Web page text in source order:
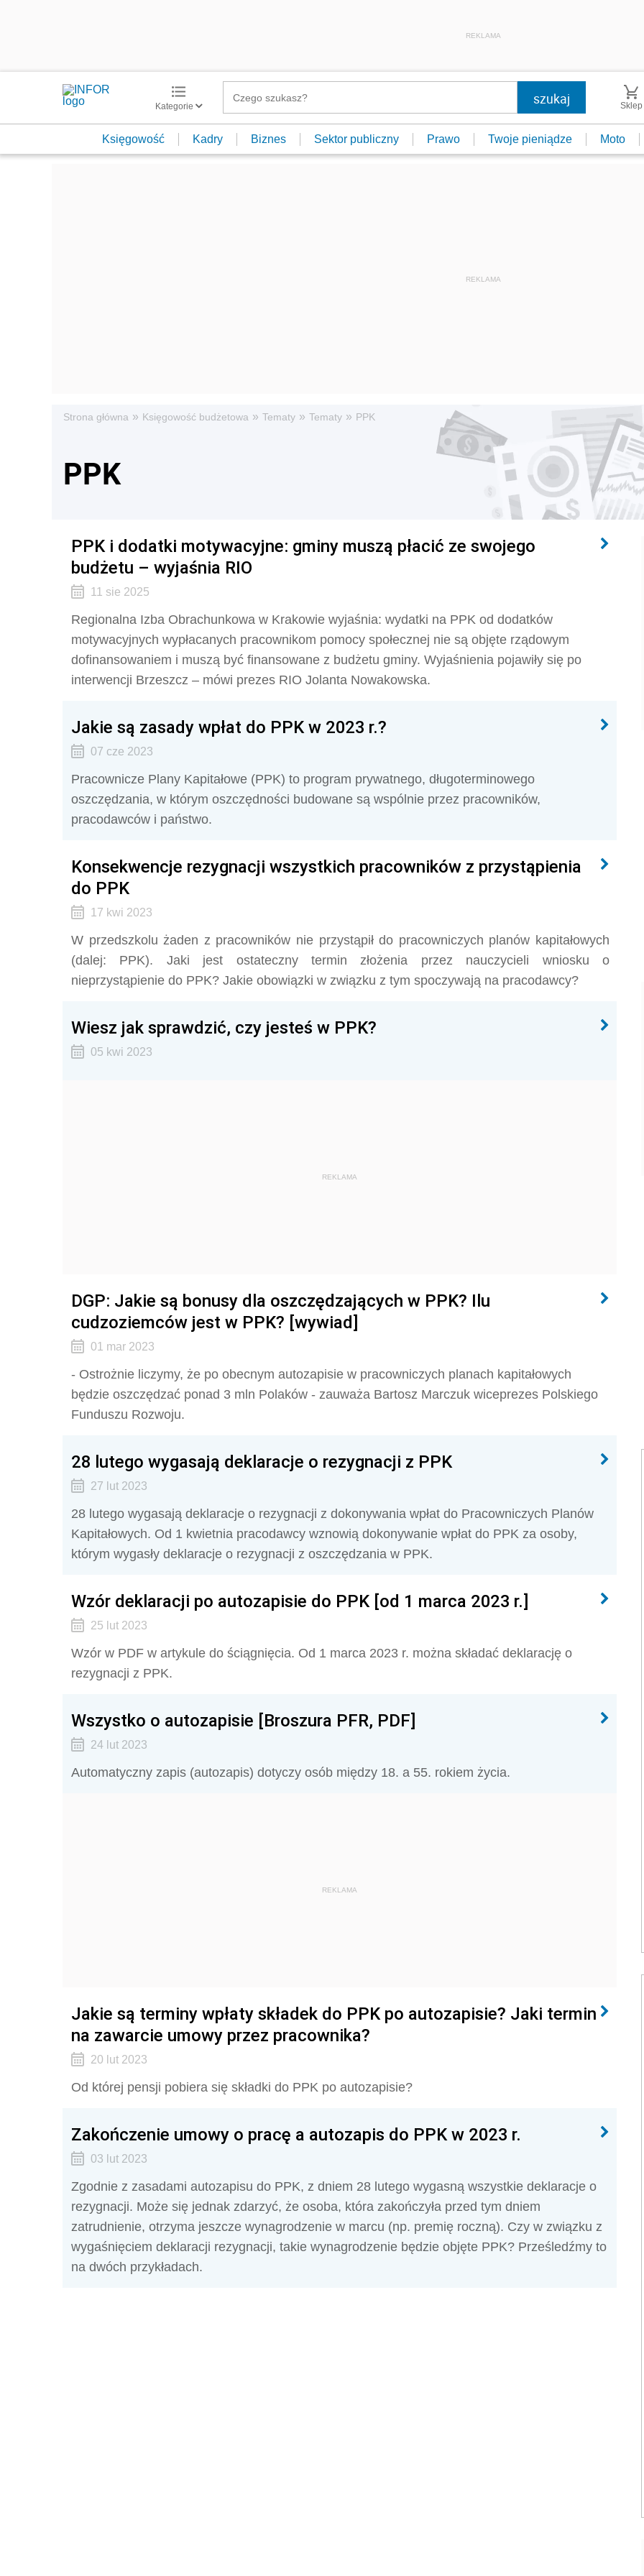
REKLAMA
Kategorie Sklep
Księgowość Kadry Biznes Sektor publiczny Prawo Twoje pieniądze Moto
Strona główna » Księgowość budżetowa » Tematy » Tematy » PPK
PPK
PPK i dodatki motywacyjne: gminy muszą płacić ze swojego
budżetu – wyjaśnia RIO
11 sie 2025
Regionalna Izba Obrachunkowa w Krakowie wyjaśnia: wydatki na PPK od dodatków
motywacyjnych wypłacanych pracownikom pomocy społecznej nie są objęte rządowym
dofinansowaniem i muszą być finansowane z budżetu gminy. Wyjaśnienia pojawiły się po
interwencji Brzeszcz – mówi prezes RIO Jolanta Nowakowska.
Jakie są zasady wpłat do PPK w 2023 r.?
07 cze 2023
Pracownicze Plany Kapitałowe (PPK) to program prywatnego, długoterminowego
oszczędzania, w którym oszczędności budowane są wspólnie przez pracowników,
pracodawców i państwo.
Konsekwencje rezygnacji wszystkich pracowników z przystąpienia
do PPK
17 kwi 2023
W przedszkolu żaden z pracowników nie przystąpił do pracowniczych planów kapitałowych
(dalej: PPK). Jaki jest ostateczny termin złożenia przez nauczycieli wniosku o
nieprzystąpienie do PPK? Jakie obowiązki w związku z tym spoczywają na pracodawcy?
Wiesz jak sprawdzić, czy jesteś w PPK?
05 kwi 2023
REKLAMA
DGP: Jakie są bonusy dla oszczędzających w PPK? Ilu
cudzoziemców jest w PPK? [wywiad]
01 mar 2023
- Ostrożnie liczymy, że po obecnym autozapisie w pracowniczych planach kapitałowych
będzie oszczędzać ponad 3 mln Polaków - zauważa Bartosz Marczuk wiceprezes Polskiego
Funduszu Rozwoju.
28 lutego wygasają deklaracje o rezygnacji z PPK
27 lut 2023
28 lutego wygasają deklaracje o rezygnacji z dokonywania wpłat do Pracowniczych Planów
Kapitałowych. Od 1 kwietnia pracodawcy wznowią dokonywanie wpłat do PPK za osoby,
którym wygasły deklaracje o rezygnacji z oszczędzania w PPK.
Wzór deklaracji po autozapisie do PPK [od 1 marca 2023 r.]
25 lut 2023
Wzór w PDF w artykule do ściągnięcia. Od 1 marca 2023 r. można składać deklarację o
rezygnacji z PPK.
Wszystko o autozapisie [Broszura PFR, PDF]
24 lut 2023
Automatyczny zapis (autozapis) dotyczy osób między 18. a 55. rokiem życia.
REKLAMA
Jakie są terminy wpłaty składek do PPK po autozapisie? Jaki termin
na zawarcie umowy przez pracownika?
20 lut 2023
Od której pensji pobiera się składki do PPK po autozapisie?
Zakończenie umowy o pracę a autozapis do PPK w 2023 r.
03 lut 2023
Zgodnie z zasadami autozapisu do PPK, z dniem 28 lutego wygasną wszystkie deklaracje o
rezygnacji. Może się jednak zdarzyć, że osoba, która zakończyła przed tym dniem
zatrudnienie, otrzyma jeszcze wynagrodzenie w marcu (np. premię roczną). Czy w związku z
wygaśnięciem deklaracji rezygnacji, takie wynagrodzenie będzie objęte PPK? Prześledźmy to
na dwóch przykładach.